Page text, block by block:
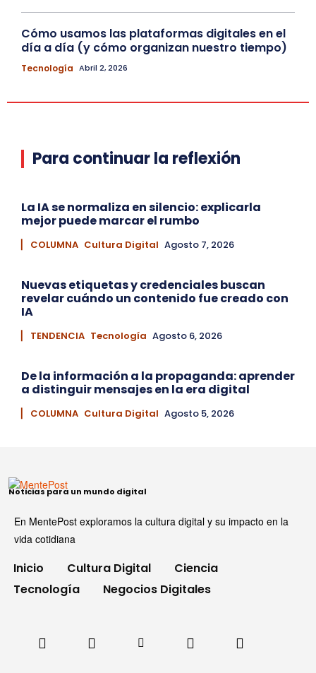
Cómo usamos las plataformas digitales en el
día a día (y cómo organizan nuestro tiempo)
Tecnología Abril 2, 2026
Para continuar la reflexión
La IA se normaliza en silencio: explicarla
mejor puede marcar el rumbo
▏ COLUMNA Cultura Digital Agosto 7, 2026
Nuevas etiquetas y credenciales buscan
revelar cuándo un contenido fue creado con
IA
▏ TENDENCIA Tecnología Agosto 6, 2026
De la información a la propaganda: aprender
a distinguir mensajes en la era digital
▏ COLUMNA Cultura Digital Agosto 5, 2026
Noticias para un mundo digital
En MentePost exploramos la cultura digital y su impacto en la
vida cotidiana
Inicio Cultura Digital
Ciencia
Tecnología
Negocios Digitales